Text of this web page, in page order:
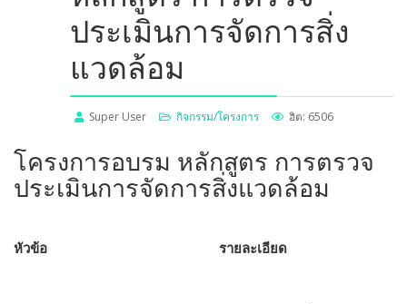
ประเมินการจัดการสิ่ง
แวดล้อม
Super User กิจกรรม/โครงการ ฮิต: 6506
โครงการอบรม หลักสูตร การตรวจ
ประเมินการจัดการสิ่งแวดล้อม
หัวข้อ รายละเอียด